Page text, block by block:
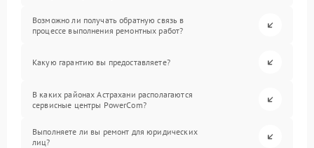
Возможно ли получать обратную связь в
процессе выполнения ремонтных работ?
Какую гарантию вы предоставляете?
В каких районах Астрахани располагаются
сервисные центры PowerCom?
Выполняете ли вы ремонт для юридических
лиц?